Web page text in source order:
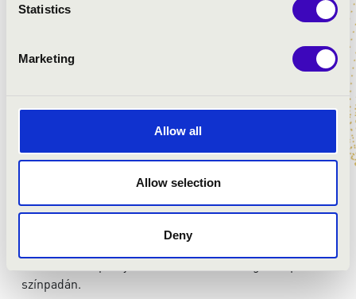
Statistics
Marketing
Allow all
Allow selection
Deny
megvalósításában részt vett. Ezek közé tartozott az
Beethoven-, Schubert- és Honegger-műveket adtak elő.
Gustav Mahler II. és VIII. szimfóniájának előadásában
vettek részt. Guido Mancusi asszisztenseként
korrepetítorként is dolgozott, karmesterként pedig
című operájának és aFigaro házasságá
előadásaiban közreműködött, melykre a schönbrunni
sor. Ingo Metzmacher mellett részt vett Wagner
színpadán.